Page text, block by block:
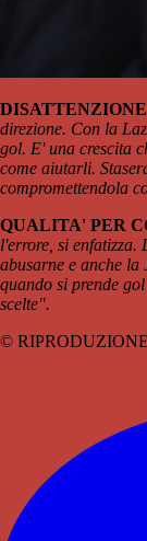
direzione. Con la
gol. E' una crescita
come aiutarli.
compromettendola
QUALITA' PER
l'errore, si enfatizza.
abusarne e anche
quando si prende
scelte".
©